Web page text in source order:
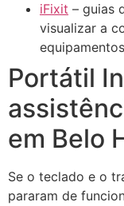
iFixit – guias
visualizar a
Portátil
em Belo
Se o teclado e o
pararam de